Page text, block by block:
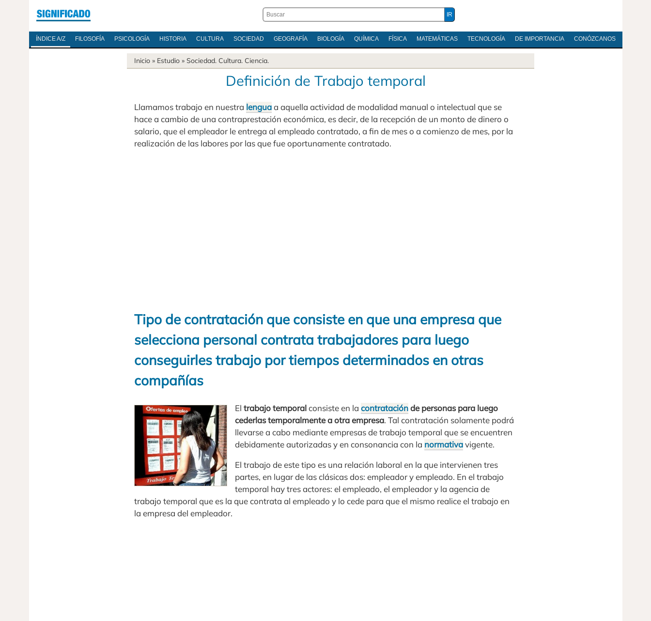
ÍNDICE A/Z FILOSOFÍA PSICOLOGÍA HISTORIA CULTURA SOCIEDAD GEOGRAFÍA BIOLOGÍA QUÍMICA FÍSICA MATEMÁTICAS TECNOLOGÍA DE IMPORTANCIA CONÓZCANOS
Inicio » Estudio » Sociedad. Cultura. Ciencia.
Definición de Trabajo temporal
Llamamos trabajo en nuestra lenguaa aquella actividad de modalidad manual o intelectual que se
hace a cambio de una contraprestación económica, es decir, de la recepción de un monto de dinero o
salario, que el empleador le entrega al empleado contratado, a fin de mes o a comienzo de mes, por la
realización de las labores por las que fue oportunamente contratado.
Tipo de contratación que consiste en que una empresa que
selecciona personal contrata trabajadores para luego
conseguirles trabajo por tiempos determinados en otras
compañías
El trabajo temporalconsiste en la contrataciónde personas para luego
cederlas temporalmente a otra empresa. Tal contratación solamente podrá
llevarse a cabo mediante empresas de trabajo temporal que se encuentren
debidamente autorizadas y en consonancia con la normativavigente.
El trabajo de este tipo es una relación laboral en la que intervienen tres
partes, en lugar de las clásicas dos: empleador y empleado. En el trabajo
temporal hay tres actores: el empleado, el empleador y la agencia de
trabajo temporal que es la que contrata al empleado y lo cede para que el mismo realice el trabajo en
la empresa del empleador.